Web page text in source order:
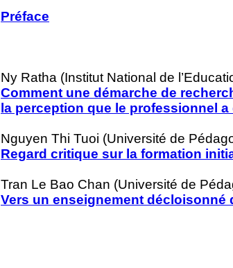
Préface
Ny Ratha (Institut National de
Comment une démarche de
la perception que le professionnel
Nguyen Thi Tuoi (Université de
Regard critique sur la formation
Tran Le Bao Chan (Université de
Vers un enseignement